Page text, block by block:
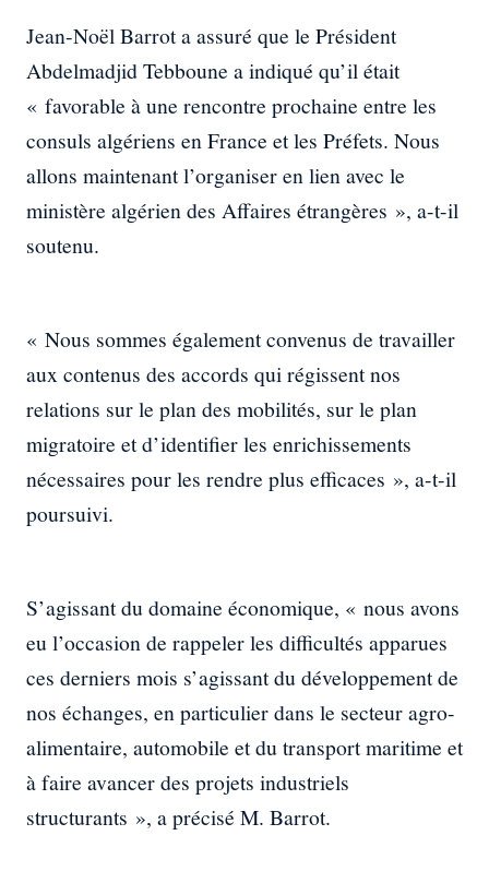
Jean-Noël Barrot a assuré que le Président
Abdelmadjid Tebboune a indiqué qu’il était
« favorable à une rencontre prochaine entre les
consuls algériens en France et les Préfets. Nous
allons maintenant l’organiser en lien avec le
ministère algérien des Affaires étrangères », a-t-il
soutenu.
« Nous sommes également convenus de travailler
aux contenus des accords qui régissent nos
relations sur le plan des mobilités, sur le plan
migratoire et d’identifier les enrichissements
nécessaires pour les rendre plus efficaces », a-t-il
poursuivi.
S’agissant du domaine économique, « nous avons
eu l’occasion de rappeler les difficultés apparues
ces derniers mois s’agissant du développement de
nos échanges, en particulier dans le secteur agro-
alimentaire, automobile et du transport maritime et
à faire avancer des projets industriels
structurants », a précisé M. Barrot.